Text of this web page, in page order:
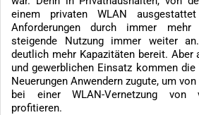
einem privaten WLAN
Anforderungen durch immer
steigende Nutzung immer weiter
deutlich mehr Kapazitäten bereit. Aber
und gewerblichen Einsatz kommen die
Neuerungen Anwendern zugute, um
bei einer WLAN-Vernetzung von
profitieren.